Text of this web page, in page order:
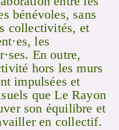
bénévoles, sans
collectivités, et
les
En outre,
hors les murs
impulsées et
que Le Rayon
son équilibre et
en collectif.